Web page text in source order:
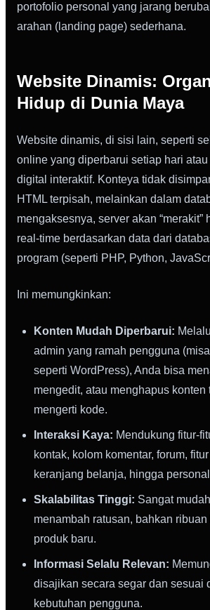
portofolio personal yang jarang
arahan (landing page) sederhana.
Website Dinamis:
Hidup di Dunia Maya
Website dinamis, di sisi lain, seperti
online yang diperbarui setiap hari
digital interaktif. Konteya tidak
HTML terpisah, melainkan dalam
mengaksesnya, server akan “merakit”
real-time berdasarkan data dari
program (seperti PHP, Python,
Ini memungkinkan:
Konten Mudah Diperbarui:
admin yang ramah pengguna
seperti WordPress), Anda bisa
mengedit, atau menghapus konten
mengerti kode.
Interaksi Kaya: Mendukung fitur-
kontak, kolom komentar, forum,
keranjang belanja, hingga
Skalabilitas Tinggi: Sangat
menambah ratusan, bahkan
produk baru.
Informasi Selalu Relevan:
disajikan secara segar dan sesuai
kebutuhan pengguna.